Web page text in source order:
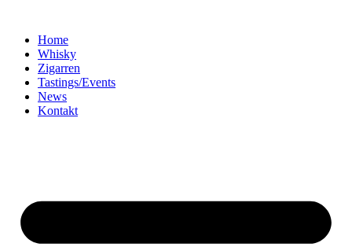
Home
Whisky
Zigarren
Tastings/Events
News
Kontakt